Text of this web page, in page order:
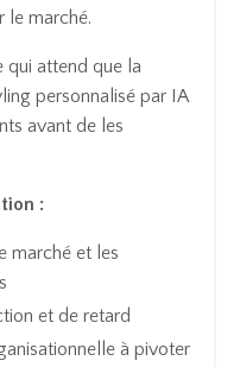
le marché.
qui attend que la
personnalisé par IA
avant de les
:
marché et les
et de retard
à pivoter